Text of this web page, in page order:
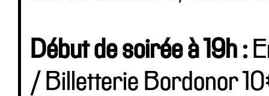
Début de soirée à 19h :
/ Billetterie Bordonor